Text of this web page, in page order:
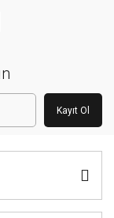
Kayıt Ol